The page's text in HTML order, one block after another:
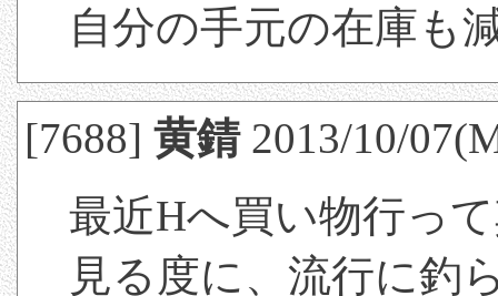
自分の手元の在庫も
[7688]黄錆2013/10/
最近Hへ買い物行っ
見る度に、流行に釣